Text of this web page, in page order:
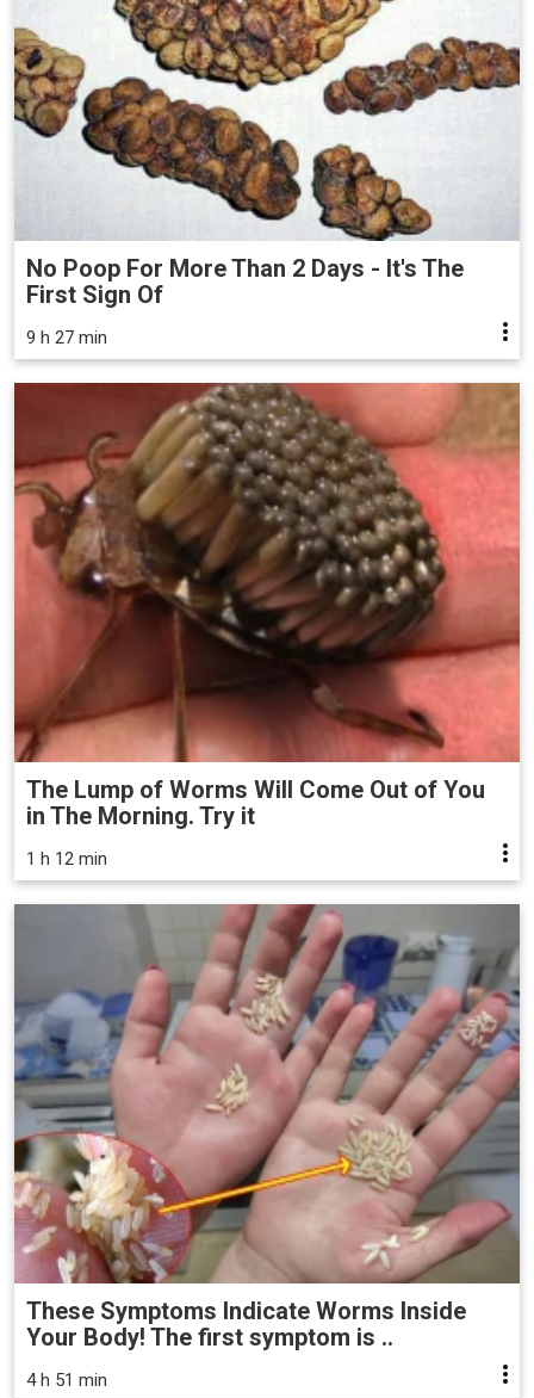
No Poop For More Than 2 Days - It's The
First Sign Of
9 h 27 min
The Lump of Worms Will Come Out of You
in The Morning. Try it
1 h 12 min
These Symptoms Indicate Worms Inside
Your Body! The first symptom is ..
4 h 51 min